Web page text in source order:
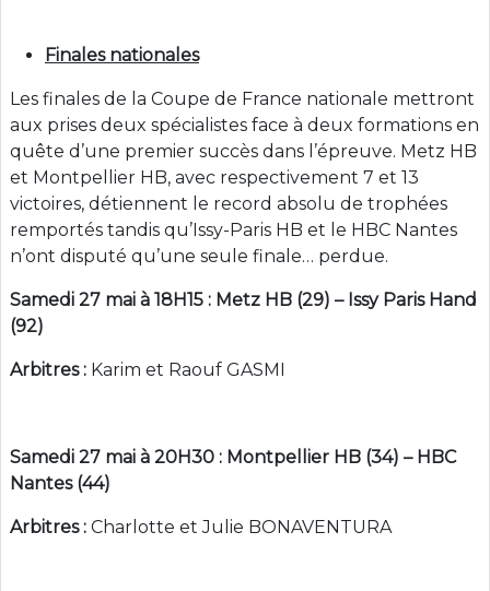
Finales nationales
Les finales de la Coupe de France nationale mettront
aux prises deux spécialistes face à deux formations en
quête d’une premier succès dans l’épreuve. Metz HB
et Montpellier HB, avec respectivement 7 et 13
victoires, détiennent le record absolu de trophées
remportés tandis qu’Issy-Paris HB et le HBC Nantes
n’ont disputé qu’une seule finale… perdue.
Samedi 27 mai à 18H15 : Metz HB (29) – Issy Paris Hand
(92)
Arbitres : Karim et Raouf GASMI
Samedi 27 mai à 20H30 : Montpellier HB (34) – HBC
Nantes (44)
Arbitres : Charlotte et Julie BONAVENTURA